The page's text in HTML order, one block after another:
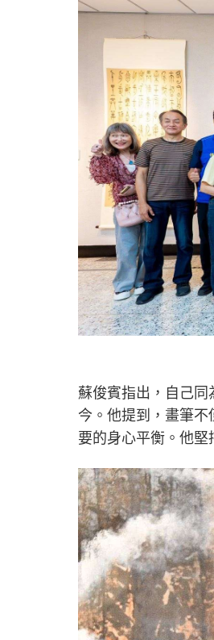
蘇俊賓指出，自己
今。他提到，畫筆
要的身心平衡。他堅